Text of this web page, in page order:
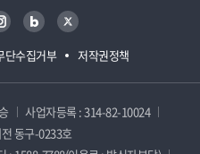
단수집거부 저작권정책
인스타그램 블로그 트위터
사업자등록 : 314-82-10024
동구-0233호